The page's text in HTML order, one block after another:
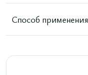
Способ применения